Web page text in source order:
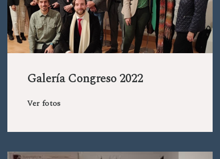
Galería Congreso 2022
Ver fotos